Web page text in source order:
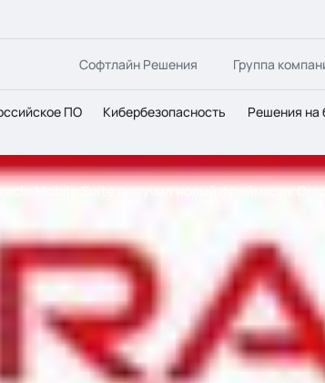
Софтлайн Решения Группа
ПО Кибербезопасность Решения на
Mobile Suite получил новый фреймворк